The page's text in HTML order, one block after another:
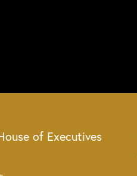
of Executives